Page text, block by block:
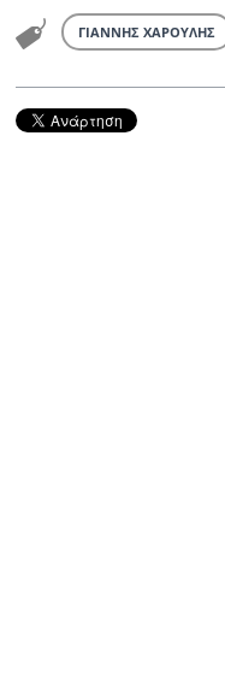
ΓΙΑΝΝΗΣ ΧΑΡΟΥΛΗΣ